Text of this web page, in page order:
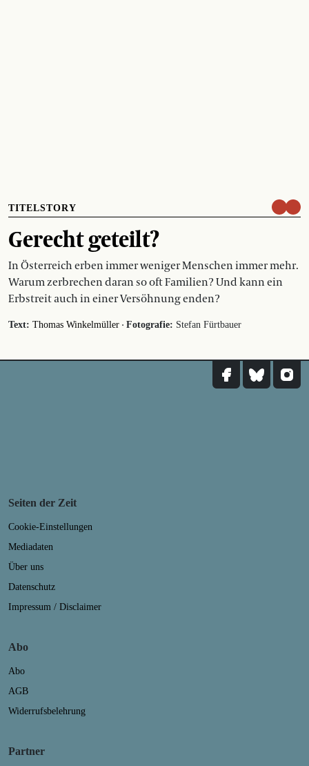
TITELSTORY
Gerecht geteilt?
In Österreich erben immer weniger Menschen immer mehr.
Warum zerbrechen daran so oft Familien? Und kann ein
Erbstreit auch in einer Versöhnung enden?
Text: Thomas Winkelmüller · Fotografie: Stefan Fürtbauer
Seiten der Zeit
Cookie-Einstellungen
Mediadaten
Über uns
Datenschutz
Impressum / Disclaimer
Abo
Abo
AGB
Widerrufsbelehrung
Partner